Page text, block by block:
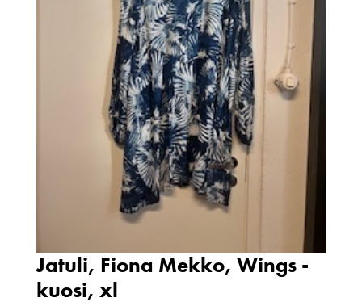
Jatuli, Fiona Mekko, Wings -
kuosi, xl